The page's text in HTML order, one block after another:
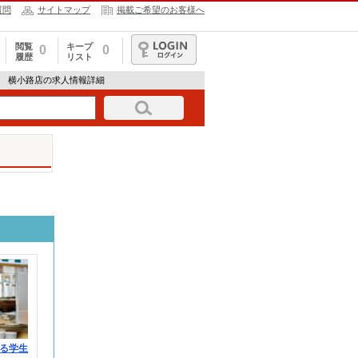
問 サイトマップ 掲載ご希望のお客様へ
閲覧
履歴
0
キープ
リスト
0
ログイン
横小路店の求人情報詳細
学生